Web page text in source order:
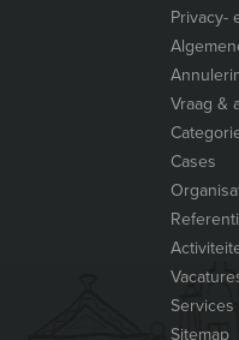
Privacy-
Vraag &
Cases
Services
Sitemap